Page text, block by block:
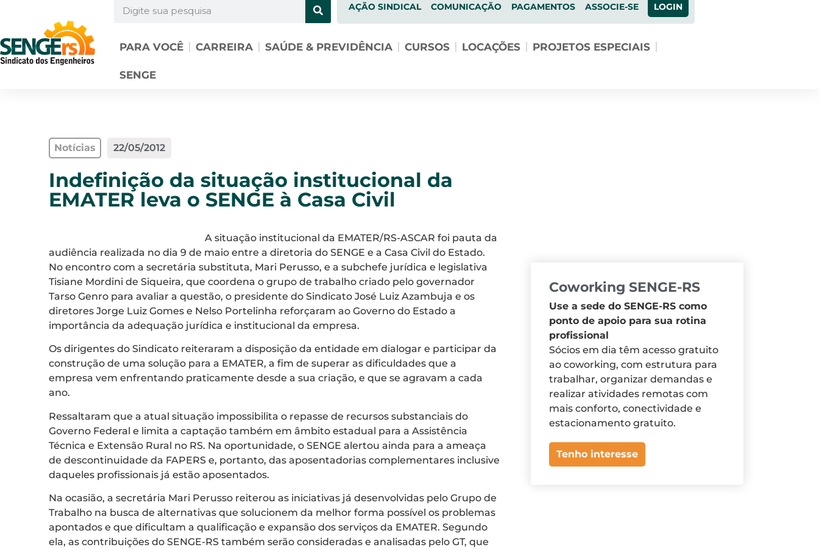
AÇÃO SINDICAL COMUNICAÇÃO PAGAMENTOS ASSOCIE-SE LOGIN
PARA VOCÊ CARREIRA SAÚDE & PREVIDÊNCIA CURSOS LOCAÇÕES PROJETOS ESPECIAIS
SENGE
Notícias 22/05/2012
Indefinição da situação institucional da
EMATER leva o SENGE à Casa Civil
A situação institucional da EMATER/RS-ASCAR foi pauta da
audiência realizada no dia 9 de maio entre a diretoria do SENGE e a Casa Civil do Estado.
No encontro com a secretária substituta, Mari Perusso, e a subchefe jurídica e legislativa
Tisiane Mordini de Siqueira, que coordena o grupo de trabalho criado pelo governador
Tarso Genro para avaliar a questão, o presidente do Sindicato José Luiz Azambuja e os
diretores Jorge Luiz Gomes e Nelso Portelinha reforçaram ao Governo do Estado a
importância da adequação jurídica e institucional da empresa.
Os dirigentes do Sindicato reiteraram a disposição da entidade em dialogar e participar da
construção de uma solução para a EMATER, a fim de superar as dificuldades que a
empresa vem enfrentando praticamente desde a sua criação, e que se agravam a cada
ano.
Ressaltaram que a atual situação impossibilita o repasse de recursos substanciais do
Governo Federal e limita a captação também em âmbito estadual para a Assistência
Técnica e Extensão Rural no RS. Na oportunidade, o SENGE alertou ainda para a ameaça
de descontinuidade da FAPERS e, portanto, das aposentadorias complementares inclusive
daqueles profissionais já estão aposentados.
Na ocasião, a secretária Mari Perusso reiterou as iniciativas já desenvolvidas pelo Grupo de
Trabalho na busca de alternativas que solucionem da melhor forma possível os problemas
apontados e que dificultam a qualificação e expansão dos serviços da EMATER. Segundo
ela, as contribuições do SENGE-RS também serão consideradas e analisadas pelo GT, que
Coworking SENGE-RS
Use a sede do SENGE-RS como
ponto de apoio para sua rotina
profissional
Sócios em dia têm acesso gratuito
ao coworking, com estrutura para
trabalhar, organizar demandas e
realizar atividades remotas com
mais conforto, conectividade e
estacionamento gratuito.
Tenho interesse